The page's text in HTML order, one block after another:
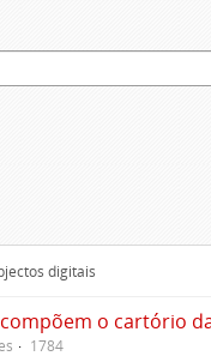
digitais
o cartório
1784